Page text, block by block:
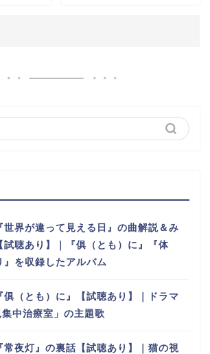
世界が違って見える日』の曲解説＆み
試聴あり】｜『俱（とも）に』『体
』を収録したアルバム
俱（とも）に』【試聴あり】｜ドラマ
集中治療室」の主題歌
常夜灯』の裏話【試聴あり】｜猫の視